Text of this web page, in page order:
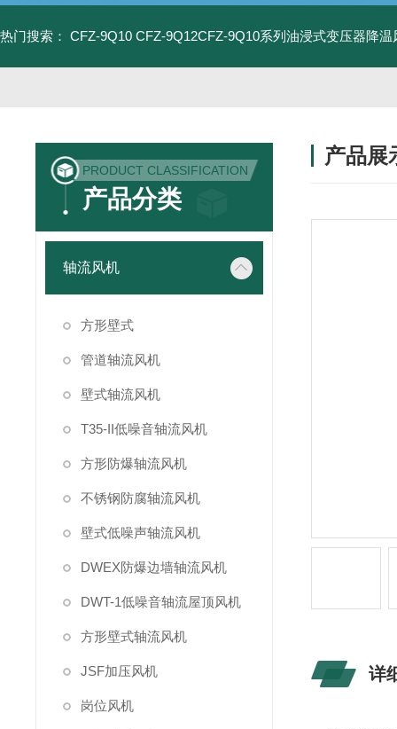
热门搜索： CFZ-9Q10 CFZ-9Q12CFZ-9Q10系列油浸式变压器降温
PRODUCT CLASSIFICATION
产品分类
轴流风机
方形壁式
管道轴流风机
壁式轴流风机
T35-II低噪音轴流风机
方形防爆轴流风机
不锈钢防腐轴流风机
壁式低噪声轴流风机
DWEX防爆边墙轴流风机
DWT-1低噪音轴流屋顶风机
方形壁式轴流风机
JSF加压风机
岗位风机
产品展
详